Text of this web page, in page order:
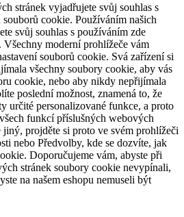
stránek vyjadřujete svůj souhlas s
cookie. Používáním našich
svůj souhlas s používáním zde
Všechny moderní prohlížeče vám
souborů cookie. Svá zařízení si
všechny soubory cookie, aby vás
cookie, nebo aby nikdy nepřijímala
poslední možnost, znamená to, že
určité personalizované funkce, a proto
funkcí příslušných webových
projděte si proto ve svém prohlížeči
nebo Předvolby, kde se dozvíte, jak
Doporučujeme vám, abyste při
stránek soubory cookie nevypínali,
na našem eshopu nemuseli být